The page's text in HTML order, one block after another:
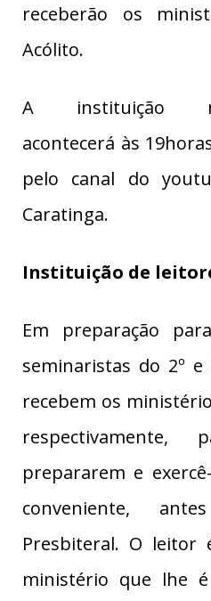
receberão os
Acólito.
A instituição
acontecerá às
pelo canal do
Caratinga.
Instituição de
Em preparação
seminaristas do 2º
recebem os
prepararem e
conveniente,
Presbiteral. O
ministério que lhe